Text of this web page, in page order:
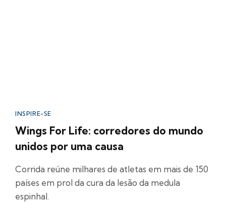
INSPIRE-SE
Wings For Life: corredores do mundo
unidos por uma causa
Corrida reúne milhares de atletas em mais de 150
países em prol da cura da lesão da medula
espinhal.